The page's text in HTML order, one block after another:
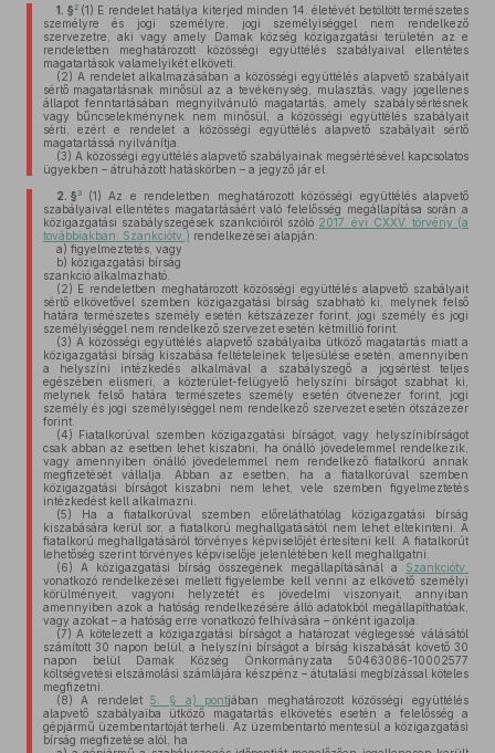
1. §2 (1) E rendelet hatálya kiterjed minden 14. életévét betöltött természetes
személyre és jogi személyre, jogi személyiséggel nem rendelkező
szervezetre, aki vagy amely Damak község közigazgatási területén az e
rendeletben meghatározott közösségi együttélés szabályaival ellentétes
magatartások valamelyikét elköveti.
(2) A rendelet alkalmazásában a közösségi együttélés alapvető szabályait
sértő magatartásnak minősül az a tevékenység, mulasztás, vagy jogellenes
állapot fenntartásában megnyilvánuló magatartás, amely szabálysértésnek
vagy bűncselekménynek nem minősül, a közösségi együttélés szabályait
sérti, ezért e rendelet a közösségi együttélés alapvető szabályait sértő
magatartássá nyilvánítja.
(3) A közösségi együttélés alapvető szabályainak megsértésével kapcsolatos
ügyekben – átruházott hatáskörben – a jegyző jár el.
2. §3 (1) Az e rendeletben meghatározott közösségi együttélés alapvető
szabályaival ellentétes magatartásáért való felelősség megállapítása során a
közigazgatási szabályszegések szankcióiról szóló 2017. évi CXXV. törvény (a
továbbiakban: Szankciótv.) rendelkezései alapján:
a) figyelmeztetés, vagy
b) közigazgatási bírság
szankció alkalmazható.
(2) E rendeletben meghatározott közösségi együttélés alapvető szabályait
sértő elkövetővel szemben közigazgatási bírság szabható ki, melynek felső
határa természetes személy esetén kétszázezer forint, jogi személy és jogi
személyiséggel nem rendelkező szervezet esetén kétmillió forint.
(3) A közösségi együttélés alapvető szabályaiba ütköző magatartás miatt a
közigazgatási bírság kiszabása feltételeinek teljesülése esetén, amennyiben
a helyszíni intézkedés alkalmával a szabályszegő a jogsértést teljes
egészében elismeri, a közterület-felügyelő helyszíni bírságot szabhat ki,
melynek felső határa természetes személy esetén ötvenezer forint, jogi
személy és jogi személyiséggel nem rendelkező szervezet esetén ötszázezer
forint.
(4) Fiatalkorúval szemben közigazgatási bírságot, vagy helyszínibírságot
csak abban az esetben lehet kiszabni, ha önálló jövedelemmel rendelkezik,
vagy amennyiben önálló jövedelemmel nem rendelkező fiatalkorú annak
megfizetését vállalja. Abban az esetben, ha a fiatalkorúval szemben
közigazgatási bírságot kiszabni nem lehet, vele szemben figyelmeztetés
intézkedést kell alkalmazni.
(5) Ha a fiatalkorúval szemben előreláthatólag közigazgatási bírság
kiszabására kerül sor, a fiatalkorú meghallgatásától nem lehet eltekinteni. A
fiatalkorú meghallgatásáról törvényes képviselőjét értesíteni kell. A fiatalkorút
lehetőség szerint törvényes képviselője jelenlétében kell meghallgatni.
(6) A közigazgatási bírság összegének megállapításánál a Szankciótv.
vonatkozó rendelkezései mellett figyelembe kell venni az elkövető személyi
körülményeit, vagyoni helyzetét és jövedelmi viszonyait, annyiban
amennyiben azok a hatóság rendelkezésére álló adatokból megállapíthatóak,
vagy azokat – a hatóság erre vonatkozó felhívására – önként igazolja.
(7) A kötelezett a közigazgatási bírságot a határozat véglegessé válásától
számított 30 napon belül, a helyszíni bírságot a bírság kiszabását követő 30
napon belül Damak Község Önkormányzata 50463086-10002577
költségvetési elszámolási számlájára készpénz – átutalási megbízással köteles
megfizetni.
(8) A rendelet5. § a) pontjában meghatározott közösségi együttélés
alapvető szabályaiba ütköző magatartás elkövetés esetén a felelősség a
gépjármű üzembentartóját terheli. Az üzembentartó mentesül a közigazgatási
bírság megfizetése alól, ha